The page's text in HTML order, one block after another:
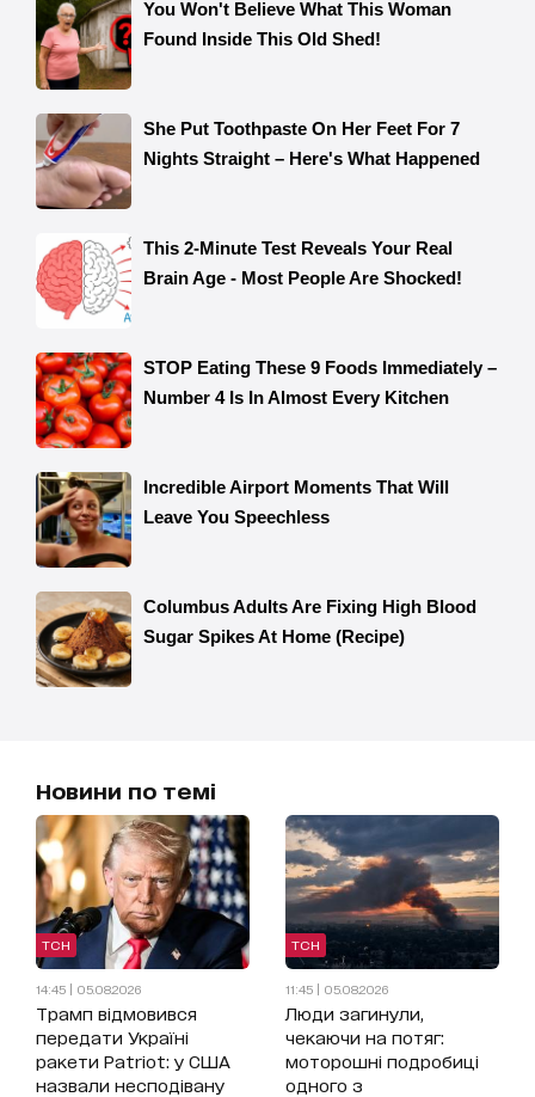
Новини по темі
ТСН
14:45 | 05.08.2026
Трамп відмовився
передати Україні
ракети Patriot: у США
назвали несподівану
ТСН
11:45 | 05.08.2026
Люди загинули,
чекаючи на потяг:
моторошні подробиці
одного з